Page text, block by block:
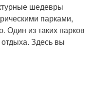
шедевры
парками,
Один из таких парков
Здесь вы